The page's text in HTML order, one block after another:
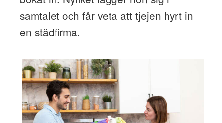
samtalet och får veta att tjejen hyrt in
en städfirma.